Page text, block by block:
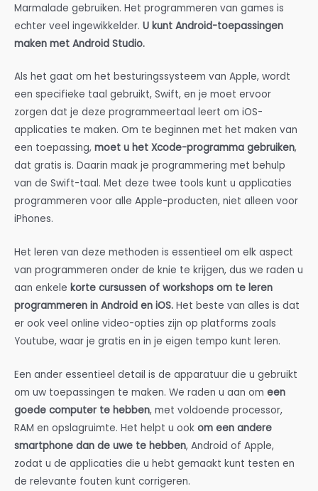
Marmalade gebruiken. Het programmeren van games is
echter veel ingewikkelder. U kunt Android-toepassingen
maken met Android Studio.
Als het gaat om het besturingssysteem van Apple, wordt
een specifieke taal gebruikt, Swift, en je moet ervoor
zorgen dat je deze programmeertaal leert om iOS-
applicaties te maken. Om te beginnen met het maken van
een toepassing, moet u het Xcode-programma gebruiken,
dat gratis is. Daarin maak je programmering met behulp
van de Swift-taal. Met deze twee tools kunt u applicaties
programmeren voor alle Apple-producten, niet alleen voor
iPhones.
Het leren van deze methoden is essentieel om elk aspect
van programmeren onder de knie te krijgen, dus we raden u
aan enkele korte cursussen of workshops om te leren
programmeren in Android en iOS. Het beste van alles is dat
er ook veel online video-opties zijn op platforms zoals
Youtube, waar je gratis en in je eigen tempo kunt leren.
Een ander essentieel detail is de apparatuur die u gebruikt
om uw toepassingen te maken. We raden u aan om een
goede computer te hebben, met voldoende processor,
RAM en opslagruimte. Het helpt u ook om een andere
smartphone dan de uwe te hebben, Android of Apple,
zodat u de applicaties die u hebt gemaakt kunt testen en
de relevante fouten kunt corrigeren.